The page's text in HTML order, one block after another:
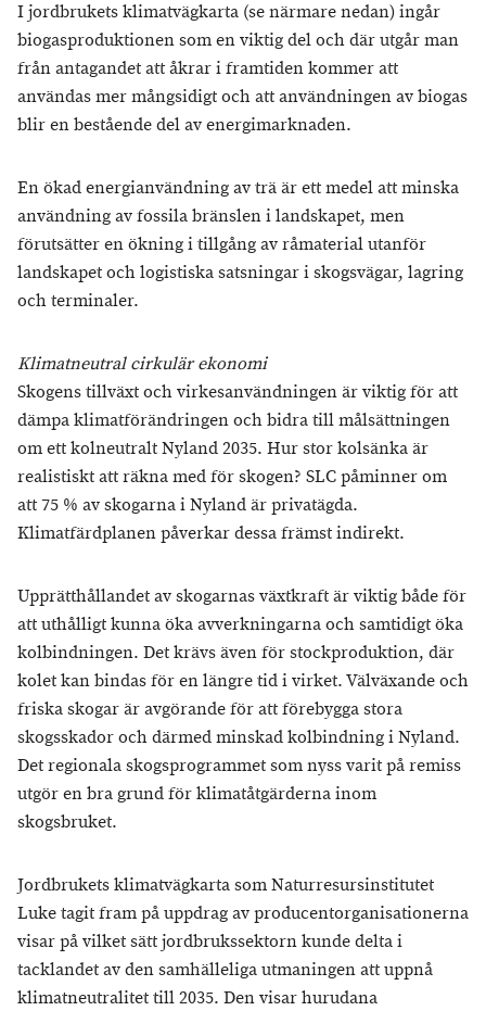
I jordbrukets klimatvägkarta (se närmare nedan) ingår
biogasproduktionen som en viktig del och där utgår man
från antagandet att åkrar i framtiden kommer att
användas mer mångsidigt och att användningen av biogas
blir en bestående del av energimarknaden.
En ökad energianvändning av trä är ett medel att minska
användning av fossila bränslen i landskapet, men
förutsätter en ökning i tillgång av råmaterial utanför
landskapet och logistiska satsningar i skogsvägar, lagring
och terminaler.
Klimatneutral cirkulär ekonomi
Skogens tillväxt och virkesanvändningen är viktig för att
dämpa klimatförändringen och bidra till målsättningen
om ett kolneutralt Nyland 2035. Hur stor kolsänka är
realistiskt att räkna med för skogen? SLC påminner om
att 75 % av skogarna i Nyland är privatägda.
Klimatfärdplanen påverkar dessa främst indirekt.
Upprätthållandet av skogarnas växtkraft är viktig både för
att uthålligt kunna öka avverkningarna och samtidigt öka
kolbindningen. Det krävs även för stockproduktion, där
kolet kan bindas för en längre tid i virket. Välväxande och
friska skogar är avgörande för att förebygga stora
skogsskador och därmed minskad kolbindning i Nyland.
Det regionala skogsprogrammet som nyss varit på remiss
utgör en bra grund för klimatåtgärderna inom
skogsbruket.
Jordbrukets klimatvägkarta som Naturresursinstitutet
Luke tagit fram på uppdrag av producentorganisationerna
visar på vilket sätt jordbrukssektorn kunde delta i
tacklandet av den samhälleliga utmaningen att uppnå
klimatneutralitet till 2035. Den visar hurudana